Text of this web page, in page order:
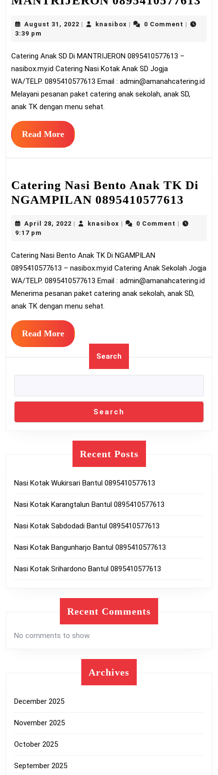
August 31, 2022 Augustknasiboxknasibox0 Comment
3:39 pm
Catering Anak SD Di MANTRIJERON 0895410577613 –
nasibox.my.id Catering Nasi Kotak Anak SD Jogja
WA/TELP. 0895410577613 Email : admin@amanahcatering.id
Melayani pesanan paket catering anak sekolah, anak SD,
anak TK dengan menu sehat.
Read MoreRead
More
Catering Nasi Bento Anak TK Di
NGAMPILAN 0895410577613
Bento
Di
April 28, 2022 Aprilknasiboxknasibox0 Comment
9:17 pm
Catering Nasi Bento Anak TK Di NGAMPILAN
0895410577613 – nasibox.my.id Catering Anak Sekolah Jogja
WA/TELP. 0895410577613 Email : admin@amanahcatering.id
Menerima pesanan paket catering anak sekolah, anak SD,
anak TK dengan menu sehat.
Read MoreRead
More
Search
Search
Recent Posts
Nasi Kotak Wukirsari Bantul 0895410577613
Nasi Kotak Karangtalun Bantul 0895410577613
Nasi Kotak Sabdodadi Bantul 0895410577613
Nasi Kotak Bangunharjo Bantul 0895410577613
Nasi Kotak Srihardono Bantul 0895410577613
Recent Comments
No comments to show.
Archives
December 2025
November 2025
October 2025
September 2025